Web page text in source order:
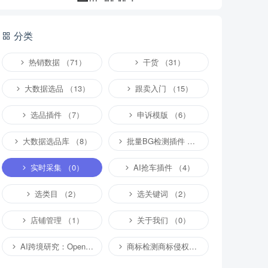
分类
热销数据 （71） 干货 （31）
大数据选品 （13） 跟卖入门 （15）
选品插件 （7） 申诉模版 （6）
大数据选品库 （8） 批量BG检测插件 （4）
实时采集 （0） AI抢车插件 （4）
选类目 （2） 选关键词 （2）
店铺管理 （1） 关于我们 （0）
AI跨境研究：OpenClaw小龙虾等应用 （2） 商标检测商标侵权专栏 （1）